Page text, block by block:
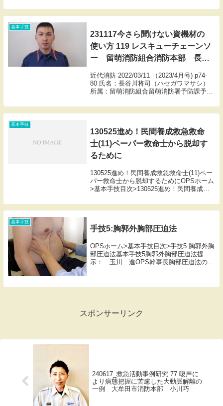
月の先輩プロフィール朝倉 一郎（あさくら
いちろう）熊本市消防局 中央消...
基本手技
231117今さら聞けない資機材の
使い方 119 レスキューチェーンソ
ー 留萌消防組合消防本部 長谷
近代消防 2022/03/11 （2023/4月号) p74-
80 氏名：長谷川将司（ハセガワマサシ）
所属：留萌消防組合留萌消防署予防課予防
拝命：平成27年4月1日趣味：野球、車、ア
ウトドア(func...
基本手技
130525進め！民間養成救急救命
士(11)ペーパー救命士から脱却す
るために
130525進め！民間養成救急救命士(11)ペー
パー救命士から脱却するためにOPSホーム
>基本手技目次>130525進め！民間養成救
ために130525進め！民間養成救急救命士
(11)ペーパー救命士か...
基本手技
手技5:胸郭外胸部圧迫法
OPSホーム>基本手技目次>手技5:胸郭外胸
部圧迫法基本手技5胸郭外胸部圧迫法提
示： 玉川 進OPS幹事長胸部圧迫法の適
て急激に呼吸が苦しくなった場合にも効果
スポンサーリンク
240617_救急活動事例研究 77 嗄声に
より病態把握に苦慮した大動脈解離の
一例 大牟田市消防本部 小川巧